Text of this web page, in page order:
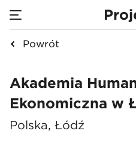
Powrót
Akademia
Ekonomiczna w
Polska, Łódź